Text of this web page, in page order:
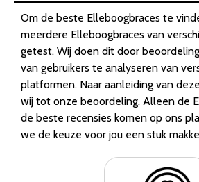
Om de beste Elleboogbraces te
meerdere Elleboogbraces van
getest. Wij doen dit door
van gebruikers te analyseren van
platformen. Naar aanleiding van
wij tot onze beoordeling. Alleen de
de beste recensies komen op ons
we de keuze voor jou een stuk